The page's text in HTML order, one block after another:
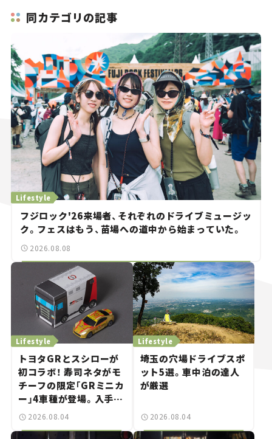
同カテゴリの記事
フジロック'26来場者、それぞれのドライブミュージッ
ク。フェスはもう、苗場への道中から始まっていた。
Lifestyle
2026.08.08
トヨタGRとスシローが
初コラボ！ 寿司ネタがモ
チーフの限定「GRミニカ
ー」4車種が登場。入手方
法は？【クルマとホビー】
Lifestyle
2026.08.04
埼玉の穴場ドライブスポ
ット5選。車中泊の達人
が厳選
Lifestyle
2026.08.04